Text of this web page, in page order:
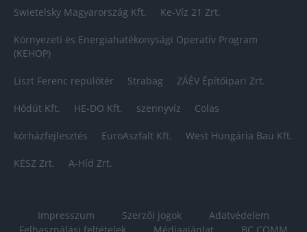
Swietelsky Magyarország Kft. Ke-Víz 21 Zrt.
Környezeti és Energiahatékonysági Operatív Program
(KEHOP)
Liszt Ferenc repülőtér Strabag ZÁÉV Építőipari Zrt.
Hódút Kft. HE-DO Kft. szennyvíz Colas
kórházfejlesztés EuroAszfalt Kft. West Hungária Bau Kft.
KÉSZ Zrt. A-Híd Zrt.
Impresszum Szerzői jogok
Adatvédelem
Felhasználási feltételek
Médiaajánlat BC COMM